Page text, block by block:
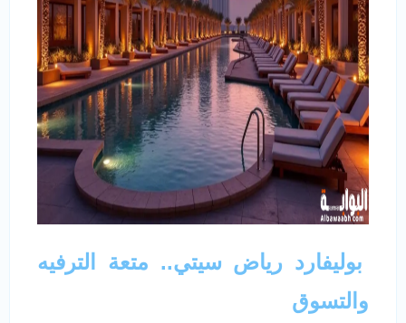
بوليفارد رياض سيتي.. متعة الترفيه
والتسوق